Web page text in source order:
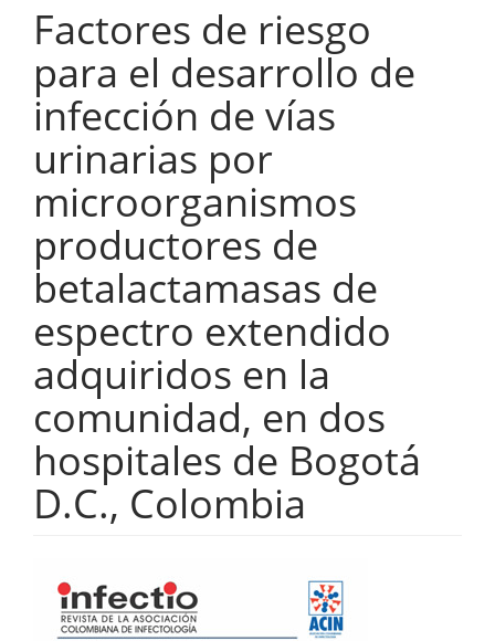
Factores de riesgo
para el desarrollo de
infección de vías
urinarias por
microorganismos
productores de
betalactamasas de
espectro extendido
adquiridos en la
comunidad, en dos
hospitales de Bogotá
D.C., Colombia
Barra
lateral